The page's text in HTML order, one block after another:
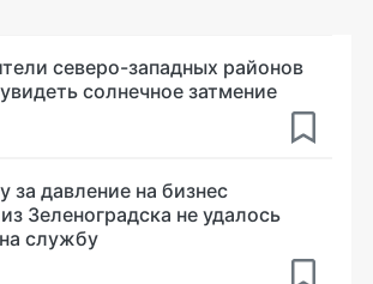
северо-западных районов
солнечное затмение
за давление на бизнес
Зеленоградска не удалось
службу